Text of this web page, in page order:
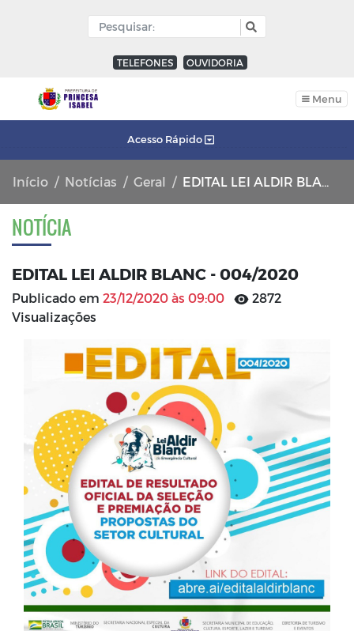
TELEFONES OUVIDORIA
Menu
Acesso Rápido
Início Notícias Geral EDITAL LEI ALDIR BLANC - 004/2020
NOTÍCIA
EDITAL LEI ALDIR BLANC - 004/2020
Publicado em 23/12/2020 às 09:00
2872
Visualizações